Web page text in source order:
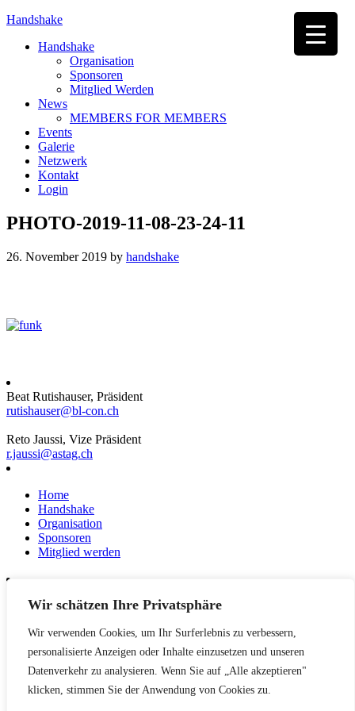
Wir schätzen Ihre Privatsphäre
Wir verwenden Cookies, um Ihr Surferlebnis zu verbessern,
personalisierte Anzeigen oder Inhalte einzusetzen und unseren
Datenverkehr zu analysieren. Wenn Sie auf „Alle akzeptieren"
klicken, stimmen Sie der Anwendung von Cookies zu.
Handshake
Handshake
Organisation
Sponsoren
Mitglied Werden
News
MEMBERS FOR MEMBERS
Events
Galerie
Netzwerk
Kontakt
Login
PHOTO-2019-11-08-23-24-11
26. November 2019 by handshake
Beat Rutishauser, Präsident
rutishauser@bl-con.ch
Reto Jaussi, Vize Präsident
r.jaussi@astag.ch
Home
Handshake
Organisation
Sponsoren
Mitglied werden
News
Netzwerk
Kontakt